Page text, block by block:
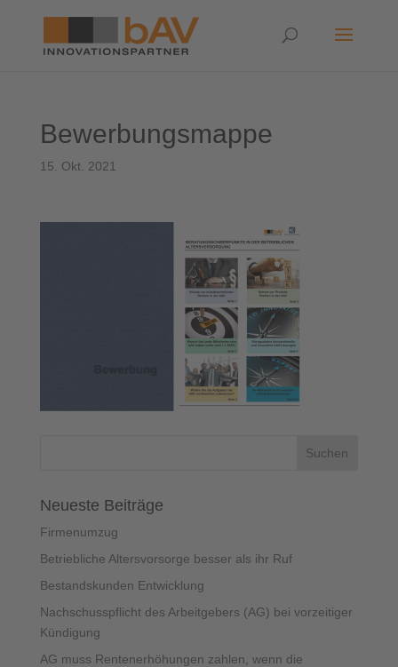
Bewerbungsmappe
15. Okt. 2021
Neueste Beiträge
Firmenumzug
Betriebliche Altersvorsorge besser als ihr Ruf
Bestandskunden Entwicklung
Nachschusspflicht des Arbeitgebers (AG) bei vorzeitiger
Kündigung
AG muss Rentenerhöhungen zahlen, wenn die